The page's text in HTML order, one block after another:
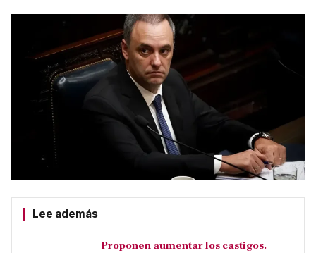
Lee además
Proponen aumentar los castigos.